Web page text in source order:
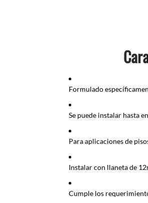
Formulado
Se puede instalar hasta
Para aplicaciones de
Instalar con llaneta de
Cumple los